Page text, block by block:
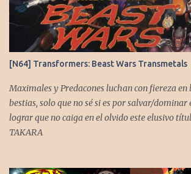
s
[N64] Transformers: Beast Wars Transmetals
Maximales y Predacones luchan con fiereza en
bestias, solo que no sé si es por salvar/dominar
lograr que no caiga en el olvido este elusivo
TAKARA